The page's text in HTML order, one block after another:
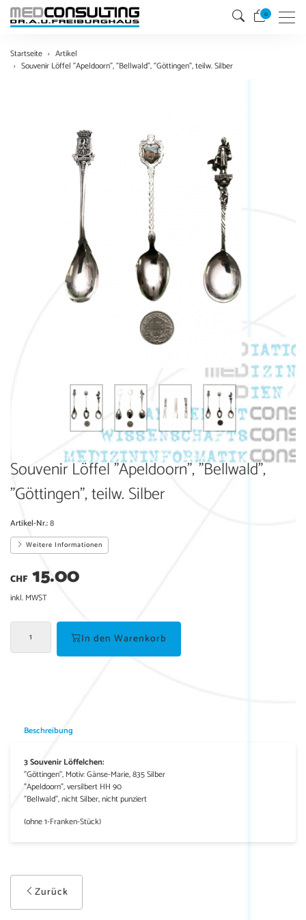
0 Menu
Startseite
Artikel
Souvenir Löffel "Apeldoorn", "Bellwald", "Göttingen", teilw. Silber
Souvenir Löffel "Apeldoorn", "Bellwald",
"Göttingen", teilw. Silber
Artikel-Nr.:8
Weitere Informationen
CHF 15.00
inkl. MWST
In den Warenkorb
Beschreibung
3 Souvenir Löffelchen:
"Göttingen", Motiv: Gänse-Marie, 835 Silber
"Apeldoorn", versilbert HH 90
"Bellwald", nicht Silber, nicht punziert
(ohne 1-Franken-Stück)
Zurück